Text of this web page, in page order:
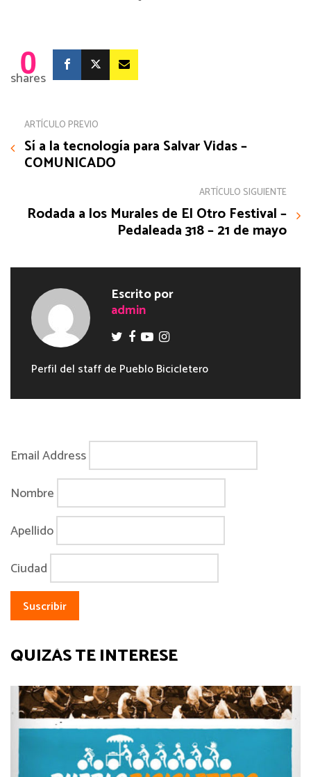
0
shares
ARTÍCULO PREVIO
Sí a la tecnología para Salvar Vidas –
COMUNICADO
ARTÍCULO SIGUIENTE
Rodada a los Murales de El Otro Festival –
Pedaleada 318 – 21 de mayo
Escrito por
admin
Perfil del staff de Pueblo Bicicletero
Email Address
Nombre
Apellido
Ciudad
QUIZÁS TE INTERESE